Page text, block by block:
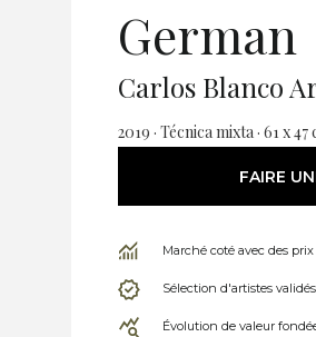
German
Carlos Blanco
2019 · Técnica mixta · 61 x 47
FAIRE
Marché coté avec des
Sélection d'artistes
Évolution de valeur